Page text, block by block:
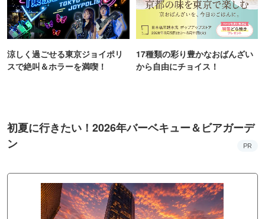
涼しく過ごせる東京ジョイポリ
スで絶叫＆ホラーを満喫！
17種類の彩り豊かなおばんざい
から自由にチョイス！
初夏に行きたい！2026年バーベキュー＆ビアガーデ
ン
PR